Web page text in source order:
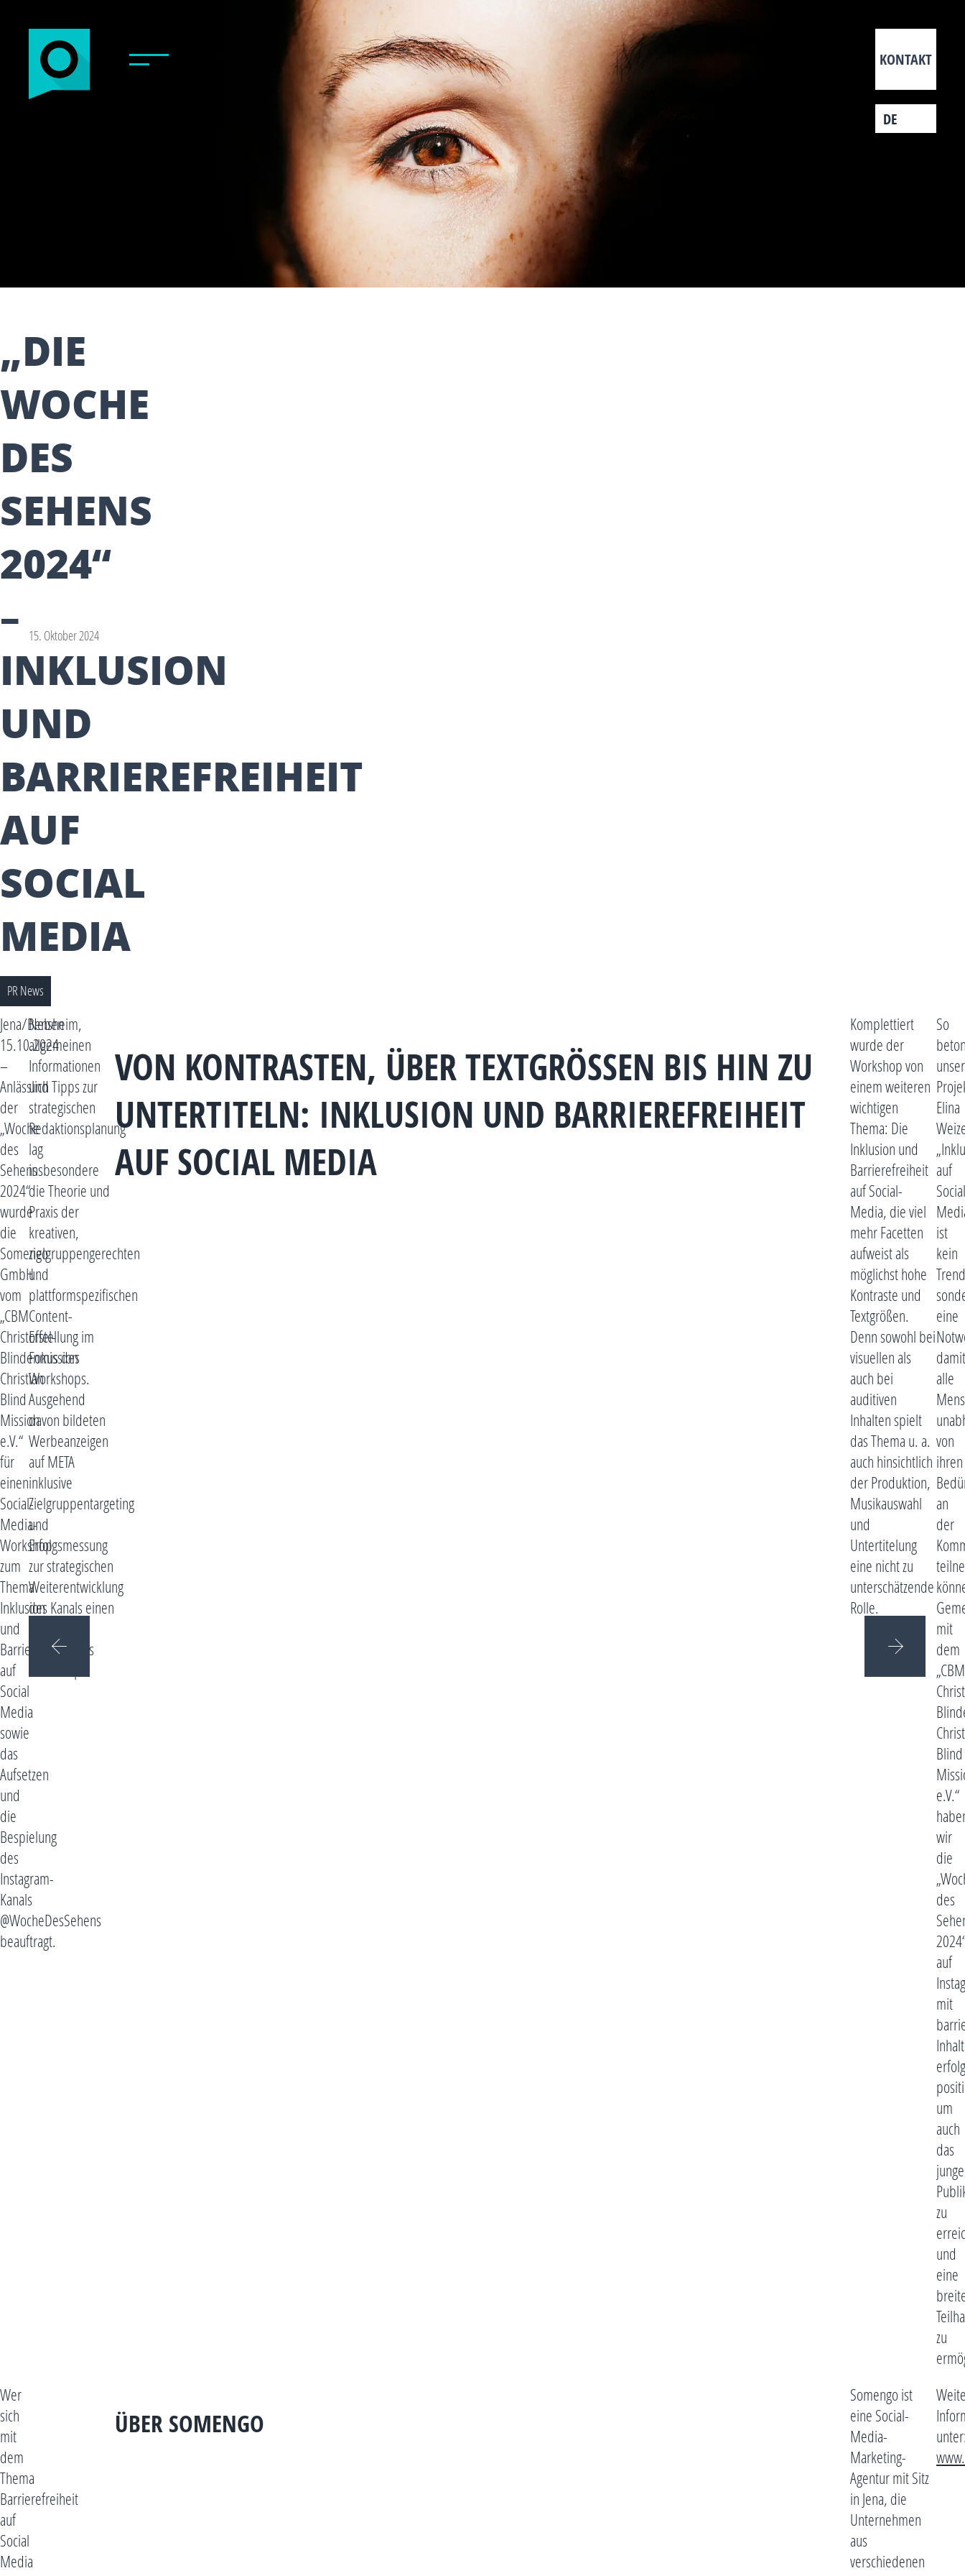
KONTAKT
DE
„DIE
WOCHE
DES
SEHENS
2024“
–
INKLUSION
UND
BARRIEREFREIHEIT
AUF
SOCIAL
MEDIA
15. Oktober 2024
PR News
Jena/Bensheim,
15.10.2024
–
Anlässlich
der
„Woche
des
Sehens
2024“
wurde
die
Somengo
GmbH
vom
„CBM
Christoffel-
Blindenmission
Christian
Blind
Mission
e.V.“
für
einen
Social-
Media-
Workshop
zum
Thema
Inklusion
und
Barrierefreiheit
auf
Social
Media
sowie
das
Aufsetzen
und
die
Bespielung
des
Instagram-
Kanals
@WocheDesSehens
beauftragt.
Neben
allgemeinen
Informationen
und Tipps zur
strategischen
Redaktionsplanung
lag
insbesondere
die Theorie und
Praxis der
kreativen,
zielgruppengerechten
und
plattformspezifischen
Content-
Erstellung im
Fokus des
Workshops.
Ausgehend
davon bildeten
Werbeanzeigen
auf META
inklusive
Zielgruppentargeting
und
Erfolgsmessung
zur strategischen
Weiterentwicklung
des Kanals einen
Baustein des
VON KONTRASTEN, ÜBER TEXTGRÖSSEN BIS HIN ZU U
NTERTITELN: INKLUSION UND BARRIEREFREIHEIT A
UF SOCIAL MEDIA
Komplettiert
wurde der
Workshop von
einem weiteren
wichtigen
Thema: Die
Inklusion und
Barrierefreiheit
auf Social-
Media, die viel
mehr Facetten
aufweist als
möglichst hohe
Kontraste und
Textgrößen.
Denn sowohl bei
visuellen als
auch bei
auditiven
Inhalten spielt
das Thema u. a.
auch hinsichtlich
der Produktion,
Musikauswahl
und
Untertitelung
eine nicht zu
unterschätzende
Rolle.
So
Elina
auf
Social
ist
kein
eine
damit
alle
von
ihren
an
der
mit
dem
„CBM
Blind
e.V.“
wir
die
des
auf
mit
um
auch
das
junge
zu
und
eine
zu
Wer
sich
mit
dem
Thema
Barrierefreiheit
auf
Social
Media
ÜBER SOMENGO
Somengo ist
eine Social-
Media-
Marketing-
Agentur mit Sitz
in Jena, die
Unternehmen
aus
verschiedenen